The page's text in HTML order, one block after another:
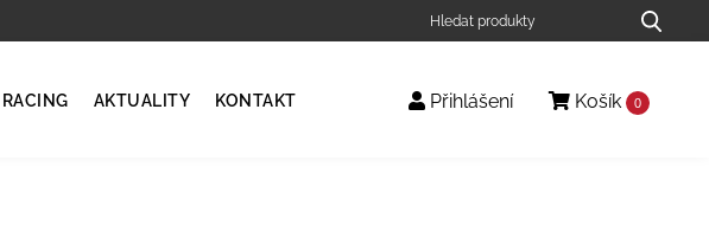
RACING AKTUALITY KONTAKT Přihlášení Košík 0